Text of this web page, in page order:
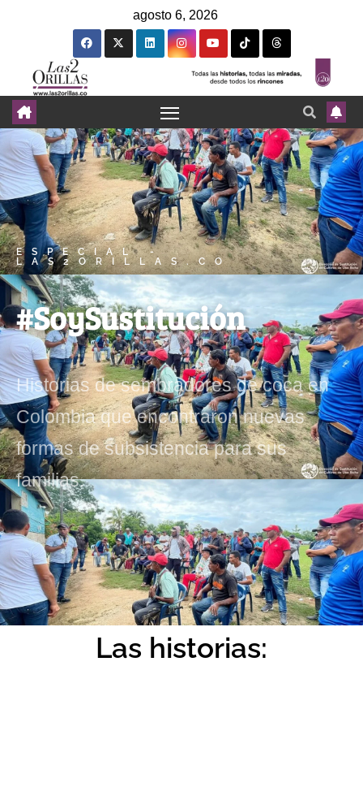
agosto 6, 2026
ESPECIAL -
LAS2ORILLAS.CO
#SoySustitución
Historias de sembradores de coca en
Colombia que encontraron nuevas
formas de subsistencia para sus
familias.
Las historias: